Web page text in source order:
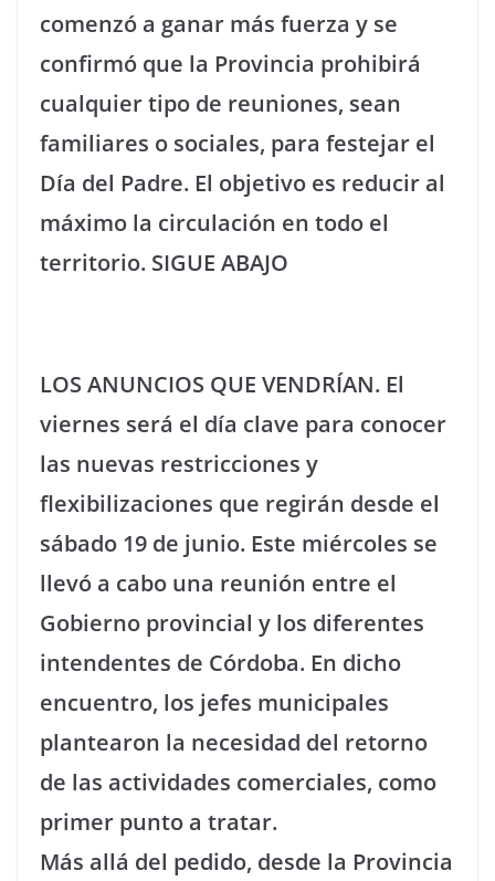
comenzó a ganar más fuerza y se
confirmó que la Provincia prohibirá
cualquier tipo de reuniones, sean
familiares o sociales, para festejar el
Día del Padre. El objetivo es reducir al
máximo la circulación en todo el
territorio. SIGUE ABAJO
LOS ANUNCIOS QUE VENDRÍAN. El
viernes será el día clave para conocer
las nuevas restricciones y
flexibilizaciones que regirán desde el
sábado 19 de junio. Este miércoles se
llevó a cabo una reunión entre el
Gobierno provincial y los diferentes
intendentes de Córdoba. En dicho
encuentro, los jefes municipales
plantearon la necesidad del retorno
de las actividades comerciales, como
primer punto a tratar.
Más allá del pedido, desde la Provincia